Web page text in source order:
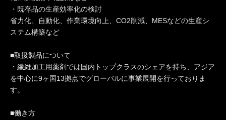
・既存品の生産効率化の検討
省力化、自動化、作業環境向上、CO2削減、MESなどの生産シ
ステム構築など
■取扱製品について
・繊維加工用薬剤では国内トップクラスのシェアを持ち、アジア
を中心に9ヶ国13拠点でグローバルに事業展開を行っておりま
す。
■働き方